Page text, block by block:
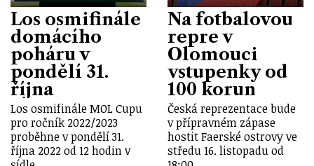
Los osmifinále
domácího
poháru v
pondělí 31.
října
Los osmifinále MOL Cupu
pro ročník 2022/2023
proběhne v pondělí 31.
října 2022 od 12 hodin v
Na fotbalovou
repre v
Olomouci
vstupenky od
100 korun
Česká reprezentace bude
v přípravném zápase
hostit Faerské ostrovy ve
středu 16. listopadu od